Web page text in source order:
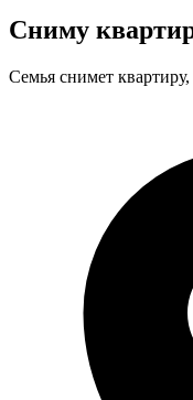
Сниму
Семья снимет квартиру,